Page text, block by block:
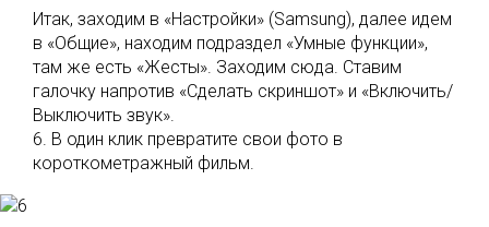
Итак, заходим в «Настройки» (Samsung), далее идем
в «Общие», находим подраздел «Умные функции»,
там же есть «Жесты». Заходим сюда. Ставим
галочку напротив «Сделать скриншот» и «Включить/
Выключить звук».
6. В один клик превратите свои фото в
короткометражный фильм.